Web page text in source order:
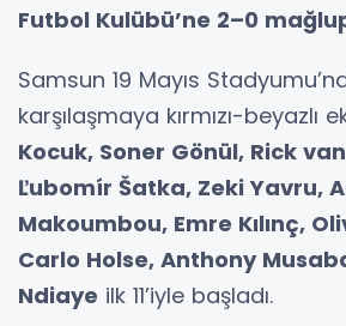
Futbol Kulübü’ne 2–0
Samsun 19 Mayıs
karşılaşmaya kırmızı-beyazlı
Kocuk, Soner Gönül, Rick
Ľubomír Šatka, Zeki Yavru,
Makoumbou, Emre Kılınç,
Carlo Holse, Anthony
Ndiaye ilk 11’iyle başladı.